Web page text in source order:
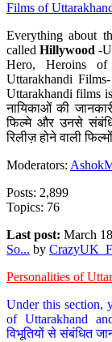
Films of
Everything about
calledHillywood-
Hero, Heroins of
Uttarakhandi
Uttarakhandi films
नायिकाओं की
फिल्मे और उनसे
रिलीज़ होने वाली
Moderators:
Posts: 2,899
Topics: 76
Last post: March
So... by
Personalities of
Under this section,
of Uttarakhand
विभूतियों से संबंधित